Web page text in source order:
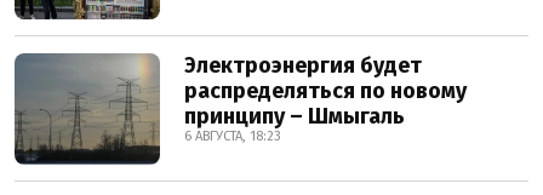
Электроэнергия будет
распределяться по новому
принципу – Шмыгаль
6 АВГУСТА, 18:23